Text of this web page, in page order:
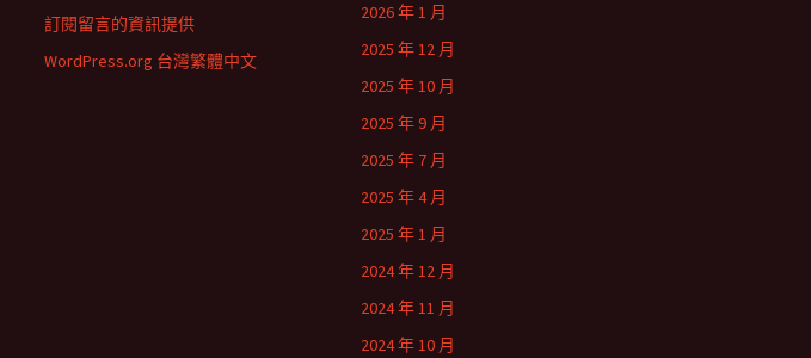
2026 年 1 月
2025 年 12 月
2025 年 10 月
2025 年 9 月
2025 年 7 月
2025 年 4 月
2025 年 1 月
2024 年 12 月
2024 年 11 月
2024 年 10 月
訂閱留言的資訊提供
WordPress.org 台灣繁體中文